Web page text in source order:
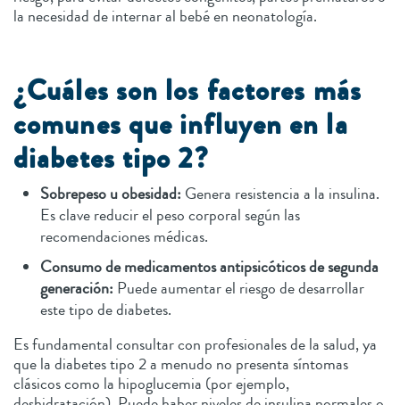
la necesidad de internar al bebé en neonatología.
¿Cuáles son los factores más
comunes que influyen en la
diabetes tipo 2?
Sobrepeso u obesidad: Genera resistencia a la insulina.
Es clave reducir el peso corporal según las
recomendaciones médicas.
Consumo de medicamentos antipsicóticos de segunda
generación: Puede aumentar el riesgo de desarrollar
este tipo de diabetes.
Es fundamental consultar con profesionales de la salud, ya
que la diabetes tipo 2 a menudo no presenta síntomas
clásicos como la hipoglucemia (por ejemplo,